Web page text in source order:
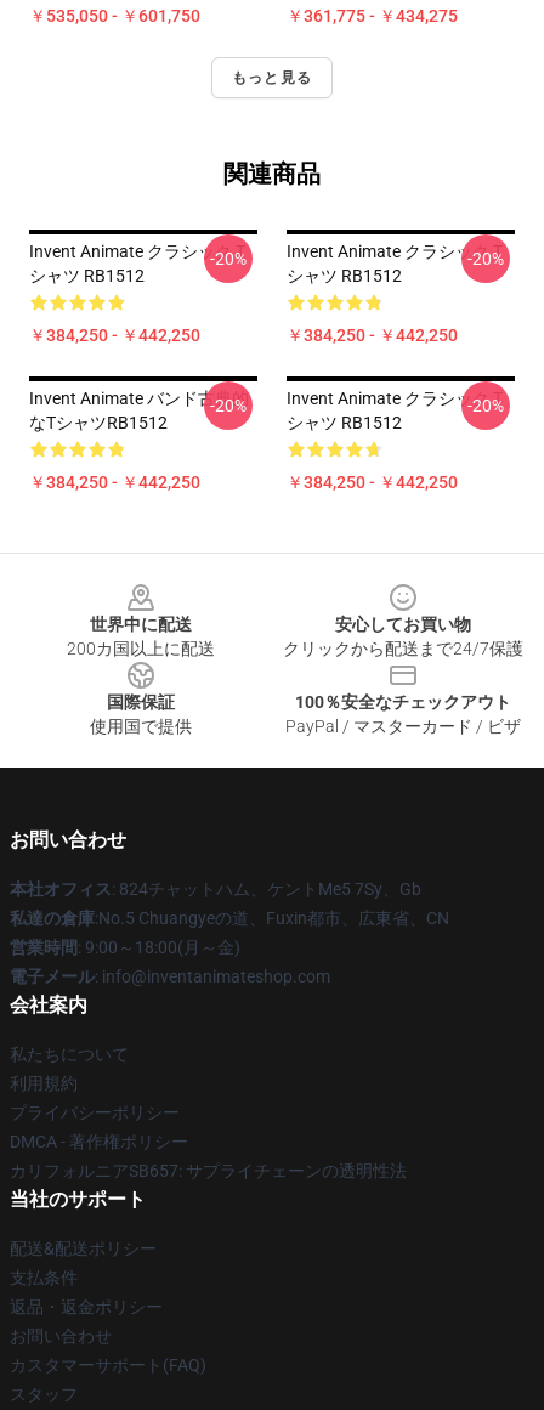
￥535,050 - ￥601,750 ￥361,775 - ￥434,275
もっと見る
関連商品
Invent Animate クラシック T
シャツ RB1512
￥384,250 - ￥442,250
-20%
Invent Animate クラシック T
シャツ RB1512
￥384,250 - ￥442,250
-20%
Invent Animate バンド古典的
なTシャツRB1512
￥384,250 - ￥442,250
-20%
Invent Animate クラシック T
シャツ RB1512
￥384,250 - ￥442,250
-20%
世界中に配送
200カ国以上に配送
安心してお買い物
クリックから配送まで24/7保護
国際保証
使用国で提供
100％安全なチェックアウト
PayPal / マスターカード / ビザ
お問い合わせ
本社オフィス: 824チャットハム、ケントMe5 7Sy、Gb
私達の倉庫:No.5 Chuangyeの道、Fuxin都市、広東省、CN
営業時間: 9:00～18:00(月～金)
電子メール: info@inventanimateshop.com
会社案内
私たちについて
利用規約
プライバシーポリシー
DMCA - 著作権ポリシー
カリフォルニアSB657: サプライチェーンの透明性法
当社のサポート
配送&配送ポリシー
支払条件
返品・返金ポリシー
お問い合わせ
カスタマーサポート(FAQ)
スタッフ